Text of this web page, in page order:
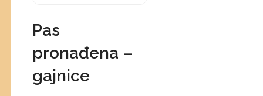
Pas
pronađena –
gajnice